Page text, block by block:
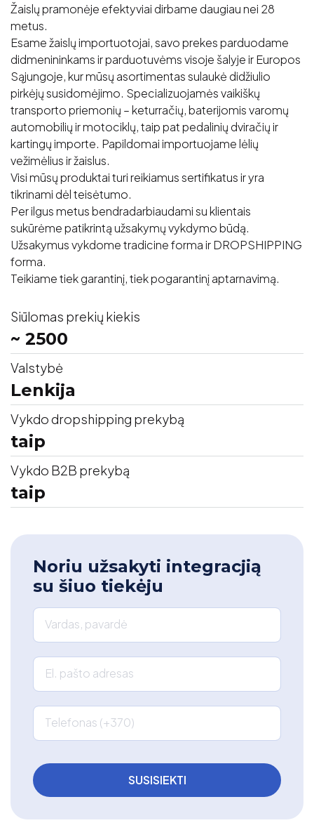
Žaislų pramonėje efektyviai dirbame daugiau nei 28
metus.
Esame žaislų importuotojai, savo prekes parduodame
didmenininkams ir parduotuvėms visoje šalyje ir Europos
Sąjungoje, kur mūsų asortimentas sulaukė didžiulio
pirkėjų susidomėjimo. Specializuojamės vaikiškų
transporto priemonių – keturračių, baterijomis varomų
automobilių ir motociklų, taip pat pedalinių dviračių ir
kartingų importe. Papildomai importuojame lėlių
vežimėlius ir žaislus.
Visi mūsų produktai turi reikiamus sertifikatus ir yra
tikrinami dėl teisėtumo.
Per ilgus metus bendradarbiaudami su klientais
sukūrėme patikrintą užsakymų vykdymo būdą.
Užsakymus vykdome tradicine forma ir DROPSHIPPING
forma.
Teikiame tiek garantinį, tiek pogarantinį aptarnavimą.
Siūlomas prekių kiekis
~ 2500
Valstybė
Lenkija
Vykdo dropshipping prekybą
taip
Vykdo B2B prekybą
taip
Noriu užsakyti integracjią
su šiuo tiekėju
Vardas, pavardė
El. pašto adresas
Telefonas (+370)